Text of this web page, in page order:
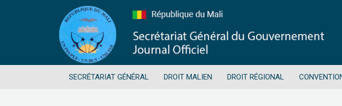
SECRÉTARIAT GÉNÉRAL DROIT MALIEN DROIT RÉGIONAL